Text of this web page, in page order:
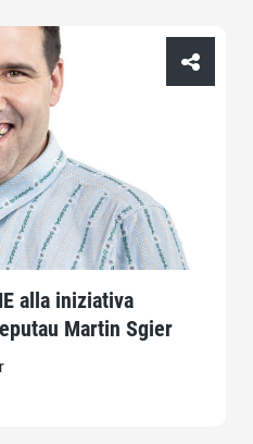
alla iniziativa
Martin Sgier